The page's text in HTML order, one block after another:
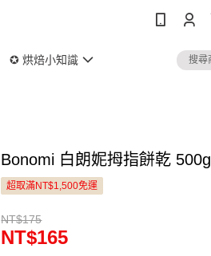
✪ 烘焙小知識
Bonomi 白朗妮拇指餅乾 500g
超取滿NT$1,500免運
NT$175
NT$165